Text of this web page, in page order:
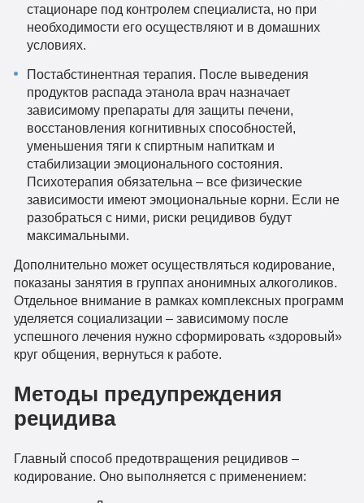
стационаре под контролем специалиста, но при
необходимости его осуществляют и в домашних
условиях.
Постабстинентная терапия. После выведения
продуктов распада этанола врач назначает
зависимому препараты для защиты печени,
восстановления когнитивных способностей,
уменьшения тяги к спиртным напиткам и
стабилизации эмоционального состояния.
Психотерапия обязательна – все физические
зависимости имеют эмоциональные корни. Если не
разобраться с ними, риски рецидивов будут
максимальными.
Дополнительно может осуществляться кодирование,
показаны занятия в группах анонимных алкоголиков.
Отдельное внимание в рамках комплексных программ
уделяется социализации – зависимому после
успешного лечения нужно сформировать «здоровый»
круг общения, вернуться к работе.
Методы предупреждения
рецидива
Главный способ предотвращения рецидивов –
кодирование. Оно выполняется с применением: